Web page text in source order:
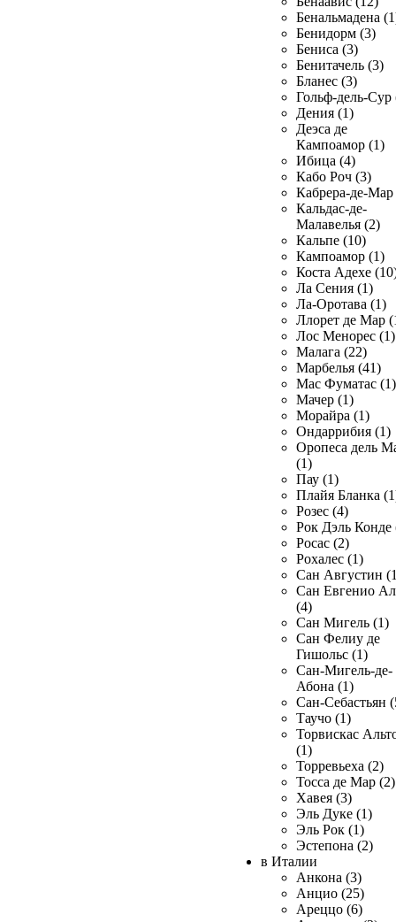
Бенальмадена
Бенидорм (3)
Бениса (3)
Бенитачель (3)
Бланес (3)
Гольф-дель-Сур
Дения (1)
Деэса де
Кампоамор (1)
Ибица (4)
Кабо Роч (3)
Кабрера-де-Мар
Кальдас-де-
Малавелья (2)
Кальпе (10)
Кампоамор (1)
Коста Адехе
Ла Сения (1)
Ла-Оротава (1)
Ллорет де Мар
Лос Менорес (1)
Малага (22)
Марбелья (41)
Мас Фуматас (1)
Мачер (1)
Морайра (1)
Ондаррибия (1)
Оропеса дель
(1)
Пау (1)
Плайя Бланка
Розес (4)
Рок Дэль Конде
Росас (2)
Рохалес (1)
Сан Августин
Сан Евгенио
(4)
Сан Мигель (1)
Сан Фелиу де
Гишольс (1)
Сан-Мигель-де-
Абона (1)
Сан-Себастьян
Таучо (1)
Торвискас
(1)
Торревьеха (2)
Тосса де Мар (2)
Хавея (3)
Эль Дуке (1)
Эль Рок (1)
Эстепона (2)
в Италии
Анкона (3)
Анцио (25)
Ареццо (6)